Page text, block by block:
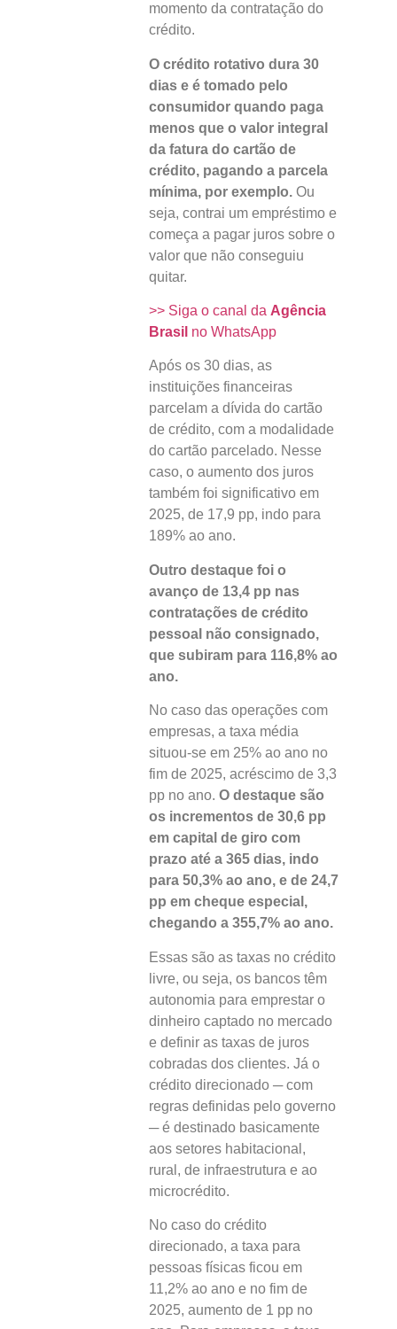
momento da contratação do
crédito.
O crédito rotativo dura 30
dias e é tomado pelo
consumidor quando paga
menos que o valor integral
da fatura do cartão de
crédito, pagando a parcela
mínima, por exemplo.Ou
seja, contrai um empréstimo e
começa a pagar juros sobre o
valor que não conseguiu
quitar.
>> Siga o canal da Agência
Brasil no WhatsApp
Após os 30 dias, as
instituições financeiras
parcelam a dívida do cartão
de crédito, com a modalidade
do cartão parcelado. Nesse
caso, o aumento dos juros
também foi significativo em
2025, de 17,9 pp, indo para
189% ao ano.
Outro destaque foi o
avanço de 13,4 pp nas
contratações de crédito
pessoal não consignado,
que subiram para 116,8% ao
ano.
No caso das operações com
empresas, a taxa média
situou-se em 25% ao ano no
fim de 2025, acréscimo de 3,3
pp no ano. O destaque são
os incrementos de 30,6 pp
em capital de giro com
prazo até a 365 dias, indo
para 50,3% ao ano, e de 24,7
pp em cheque especial,
chegando a 355,7% ao ano.
Essas são as taxas no crédito
livre, ou seja, os bancos têm
autonomia para emprestar o
dinheiro captado no mercado
e definir as taxas de juros
cobradas dos clientes. Já o
crédito direcionado ─ com
regras definidas pelo governo
─ é destinado basicamente
aos setores habitacional,
rural, de infraestrutura e ao
microcrédito.
No caso do crédito
direcionado, a taxa para
pessoas físicas ficou em
11,2% ao ano e no fim de
2025, aumento de 1 pp no